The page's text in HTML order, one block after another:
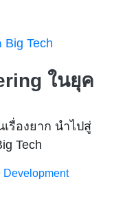
ในยุค
เรื่องยาก นำไปสู่
Tech
Development